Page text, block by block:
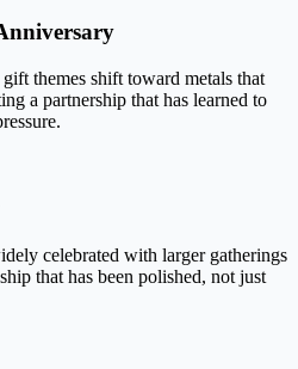
themes shift toward metals that
a partnership that has learned to
celebrated with larger gatherings
that has been polished, not just